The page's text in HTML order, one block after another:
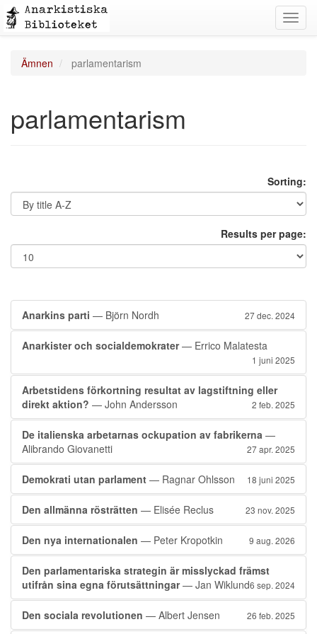
Ämnen parlamentarism
parlamentarism
Sorting:
Results per page:
Anarkins parti — Björn Nordh 27 dec. 2024
Anarkister och socialdemokrater— Errico Malatesta
1 juni 2025
Arbetstidens förkortning resultat av lagstiftning eller
direkt aktion? — John Andersson 2 feb. 2025
De italienska arbetarnas ockupation av fabrikerna —
Alibrando Giovanetti
27 apr. 2025
Demokrati utan parlament — Ragnar Ohlsson 18 juni 2025
Den allmänna rösträtten — Elisée Reclus 23 nov. 2025
Den nya internationalen — Peter Kropotkin 9 aug. 2026
Den parlamentariska strategin är misslyckad främst
utifrån sina egna förutsättningar— Jan Wiklund6 sep. 2024
Den sociala revolutionen — Albert Jensen 26 feb. 2025